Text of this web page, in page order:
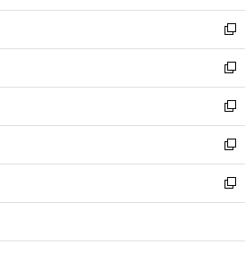
開
く
ウ
で
開
く
ン
ド
ウ
で
開
く
ウ
ィ
ン
ド
ウ
で
開
く
新
し
い
ウ
ィ
ン
ド
ウ
で
開
新
し
い
ウ
ィ
ン
ド
ウ
開
新
し
い
ウ
ィ
ン
ウ
新
し
い
ウ
ン
新
し
ウ